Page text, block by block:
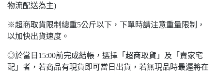
物流配送為主)
※超商取貨限制總重5公斤以下，下單時請注意重量限制，
以加快出貨速度。
◎於當日15:00前完成結帳，選擇「超商取貨」及「賣家宅
配」者，若商品有現貨即可當日出貨，若無現品時最遲將在